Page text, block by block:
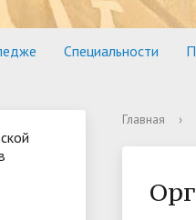
Специальности
Главная ›